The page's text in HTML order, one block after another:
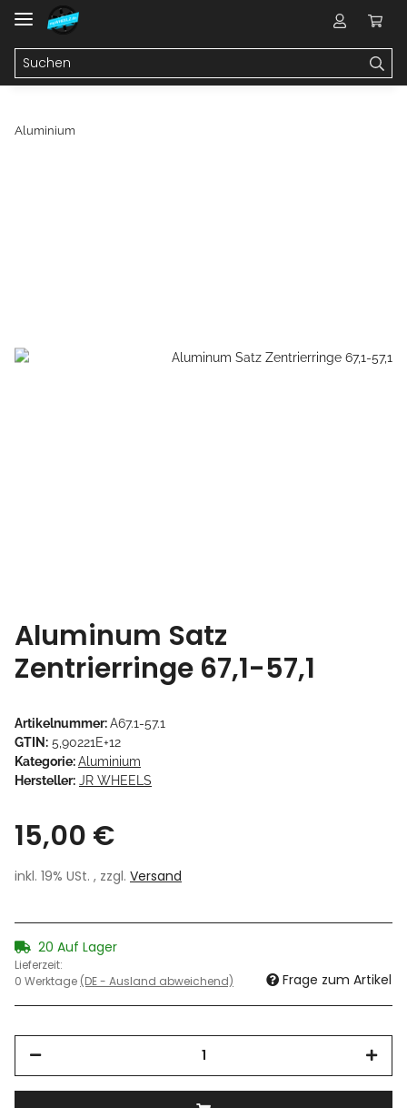
Aluminium
Aluminum Satz
Zentrierringe 67,1-57,1
Artikelnummer:A67.1-57.1
GTIN: 5,90221E+12
Kategorie:Aluminium
Hersteller: JR WHEELS
15,00 €
inkl. 19% USt. , zzgl. Versand
20 Auf Lager
Lieferzeit:
0 Werktage (DE - Ausland abweichend) Frage zum Artikel